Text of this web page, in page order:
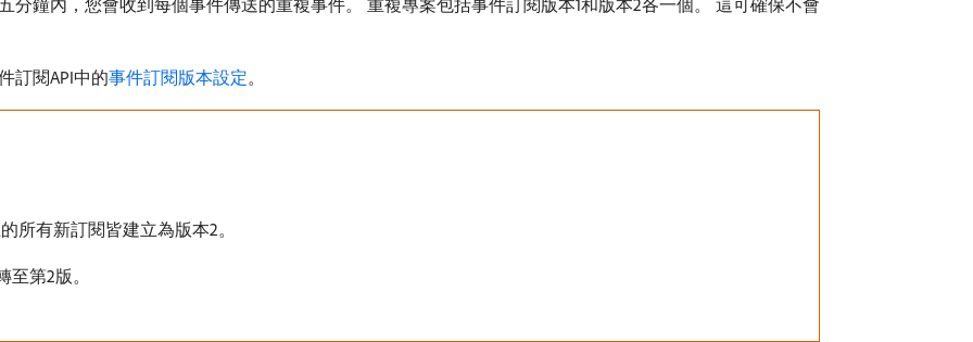
鐘內，您會收到每個事件傳送的重複事件。 重複專案包括事件訂閱版本1和版本2各一個。 這可確保不會
訂閱API中的事件訂閱版本設定。
所有新訂閱皆建立為版本2。
第2版。